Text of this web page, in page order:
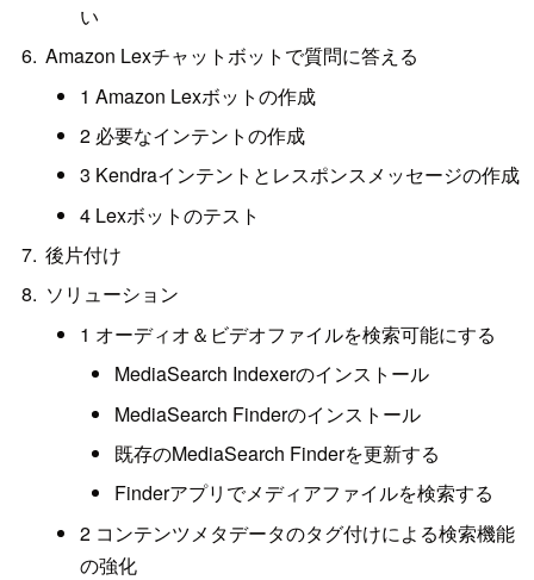
い
Amazon Lexチャットボットで質問に答える
1 Amazon Lexボットの作成
2 必要なインテントの作成
3 Kendraインテントとレスポンスメッセージの作成
4 Lexボットのテスト
後片付け
ソリューション
1 オーディオ＆ビデオファイルを検索可能にする
MediaSearch Indexerのインストール
MediaSearch Finderのインストール
既存のMediaSearch Finderを更新する
Finderアプリでメディアファイルを検索する
2 コンテンツメタデータのタグ付けによる検索機能
の強化